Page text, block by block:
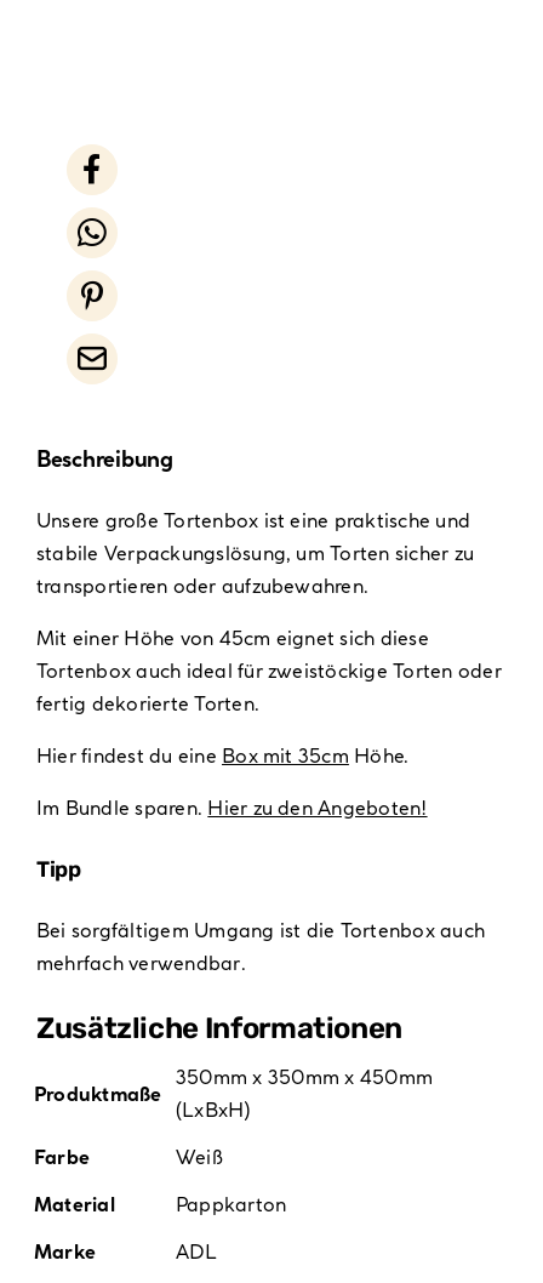
Beschreibung
Unsere große Tortenbox ist eine praktische und
stabile Verpackungslösung, um Torten sicher zu
transportieren oder aufzubewahren.
Mit einer Höhe von 45cm eignet sich diese
Tortenbox auch ideal für zweistöckige Torten oder
fertig dekorierte Torten.
Hier findest du eine Box mit 35cm Höhe.
Im Bundle sparen. Hier zu den Angeboten!
Tipp
Bei sorgfältigem Umgang ist die Tortenbox auch
mehrfach verwendbar.
Zusätzliche Informationen
Produktmaße
350mm x 350mm x 450mm
(LxBxH)
Farbe
Weiß
Material
Pappkarton
Marke
ADL